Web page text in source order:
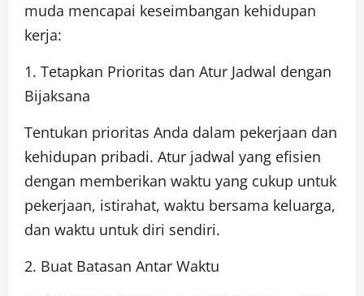
muda mencapai keseimbangan kehidupan
kerja:
1. Tetapkan Prioritas dan Atur Jadwal dengan
Bijaksana
Tentukan prioritas Anda dalam pekerjaan dan
kehidupan pribadi. Atur jadwal yang efisien
dengan memberikan waktu yang cukup untuk
pekerjaan, istirahat, waktu bersama keluarga,
dan waktu untuk diri sendiri.
2. Buat Batasan Antar Waktu